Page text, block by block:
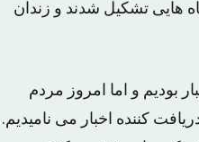
هایی تشکیل شدند و زندان
بودیم و اما امروز مردم
کننده اخبار می نامیدیم.